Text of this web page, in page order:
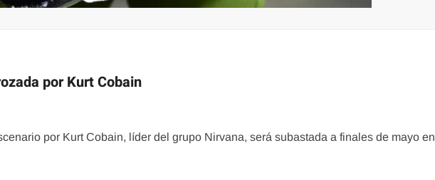
por Kurt Cobain
por Kurt Cobain, líder del grupo Nirvana, será subastada a finales de mayo en